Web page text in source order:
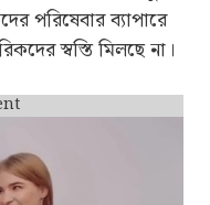
পরিষেবার ব্যাপারে
স্বস্তি মিলছে না।